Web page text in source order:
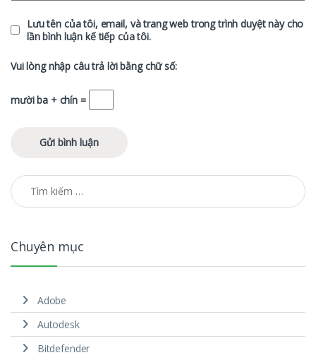
Lưu tên của tôi, email, và trang web trong trình duyệt này cho
lần bình luận kế tiếp của tôi.
Vui lòng nhập câu trả lời bằng chữ số:
mười ba + chín =
Tìm kiếm cho:
Chuyên mục
Adobe
Autodesk
Bitdefender